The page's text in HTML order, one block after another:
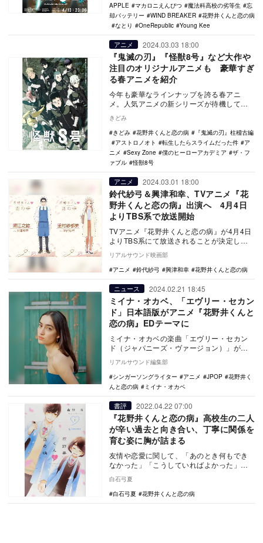
APPLE
マカロニえんぴつ 魔法科高校の劣等生
忘
却バッテリー
WIND BREAKER
花野井くんと恋の病
なとり
OneRepublic Young Kee
アニメ 2024.03.03 18:00
『鬼滅の刃』『怪獣8号』など大作や
注目のオリジナルアニメも 豪華すぎ
る春アニメを紹介
今年も豪華なラインナップを誇る春アニ
メ。人気アニメの新シリーズが待機してい
しくなりそうな予…
きどみ
きどみ
花野井くんと恋の病
『鬼滅の刃』柱稽古編
アストロノオト
転生したらスライムだった件
ア
ニメ
Sexy Zone 僕のヒーローアカデミア
ザ・フ
ァブル
怪獣8号
アニメ 2024.03.01 18:00
鈴代紗弓＆興津和幸、TVアニメ『花
野井くんと恋の病』出演へ 4月4日
よりTBS系で放送開始
TVアニメ『花野井くんと恋の病』が4月4日
よりTBS系にて放送されることが決定し、
あわせて鈴代紗弓と興津和幸の出演が発表
された。…
リアルサウンド映画部
アニメ
鈴代紗弓 興津和幸 花野井くんと恋の病
ニュース 2024.02.21 18:45
ミイナ・オカベ、「エヴリー・セカン
ド」日本語版がアニメ『花野井くんと
恋の病』EDテーマに
ミイナ・オカベの楽曲「エヴリー・セカン
ド（ジャパニーズ・ヴァージョン）」が、
アニメ『花野井くんと恋の病』（TBS系）
のエンディン…
リアルサウンド編集部
シンガーソングライター
アニメ JPOP
花野井く
んと恋の病
ミイナ・オカベ
書評 2022.04.22 07:00
『花野井くんと恋の病』高校生の二人
が辛い過去と向き合い、丁寧に関係を
育む姿に胸が詰まる
友情や恋愛に関して、「あのとき何もでき
なかった」「こうしていればよかった」と
か。しかし、そ…
白石弓夏
白石弓夏
花野井くんと恋の病